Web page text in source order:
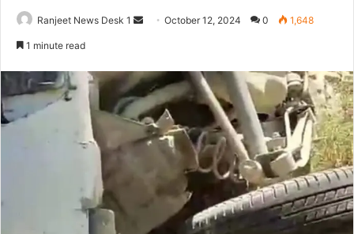
Ranjeet News Desk 1
d
a
n
e
October 12, 2024 0 1,648
1 minute read